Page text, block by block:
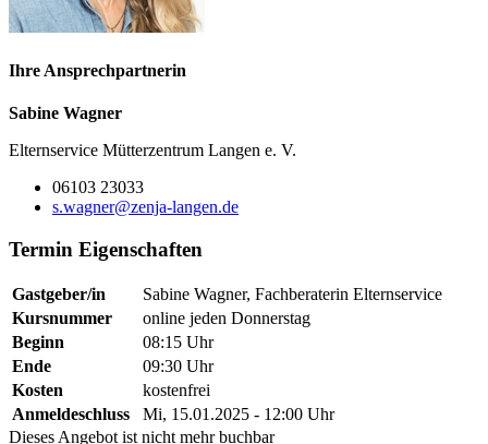
Ihre Ansprechpartnerin
Sabine Wagner
Elternservice Mütterzentrum Langen e. V.
06103 23033
s.wagner@zenja-langen.de
Termin Eigenschaften
Gastgeber/in
Sabine Wagner, Fachberaterin Elternservice
Kursnummer
online jeden Donnerstag
Beginn
08:15 Uhr
Ende
09:30 Uhr
Kosten
kostenfrei
Anmeldeschluss
Mi, 15.01.2025 - 12:00 Uhr
Dieses Angebot ist nicht mehr buchbar